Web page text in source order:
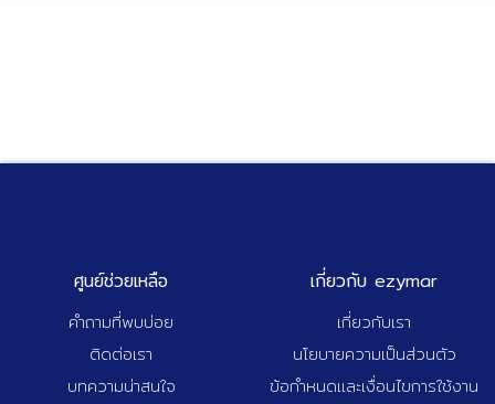
ศูนย์ช่วยเหลือ
คำถามที่พบบ่อย
ติดต่อเรา
บทความน่าสนใจ
เกี่ยวกับ ezymar
เกี่ยวกับเรา
นโยบายความเป็นส่วนตัว
ข้อกำหนดและเงื่อนไขการใช้งาน